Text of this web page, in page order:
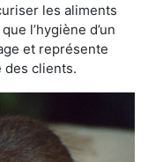
les aliments
l’hygiène d’un
et représente
des clients.